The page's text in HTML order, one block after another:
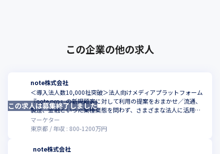
この企業の他の求人
note株式会社
＜導入法人数10,000社突破＞法人向けメディアプラットフォーム
『note pro』の新規顧客に対して利用の提案をおまかせ／流通、
製造、金融といった業種業態を問わず、さまざまな法人に活用さ
れているサービスです
マーケター
東京都
年収 : 800-1200万円
この求人は募集終了しました
note株式会社